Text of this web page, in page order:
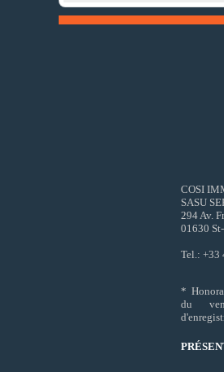
COSI
SASU
294 Av.
01630
Tel.: +33
*
du